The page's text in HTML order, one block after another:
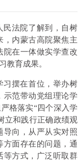
民法院了解到，自树
，内蒙古高院聚焦主
院在一体做实学查改
教育成果。
习摆在首位，举办树
示范带动党组理论学
格落实“四个深入学
立和践行正确政绩观
导向，从严从实对照
面存在的问题，通
等方式，广泛听取群